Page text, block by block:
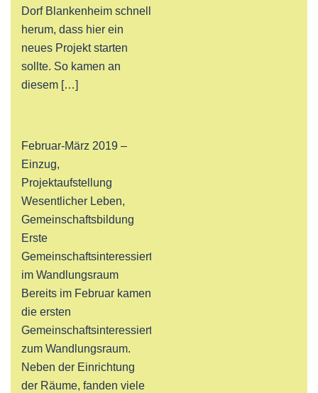
Dorf Blankenheim schnell
herum, dass hier ein
neues Projekt starten
sollte. So kamen an
diesem […]
Februar-März 2019 –
Einzug,
Projektaufstellung
Wesentlicher Leben,
Gemeinschaftsbildung
Erste
Gemeinschaftsinteressierte
im Wandlungsraum
Bereits im Februar kamen
die ersten
Gemeinschaftsinteressierten
zum Wandlungsraum.
Neben der Einrichtung
der Räume, fanden viele